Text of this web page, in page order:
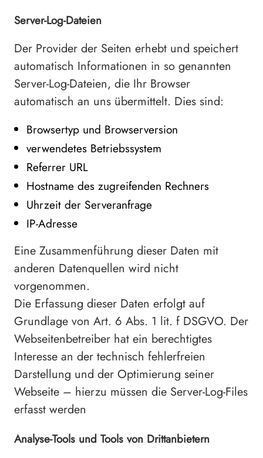
Server-Log-Dateien
Der Provider der Seiten erhebt und speichert
automatisch Informationen in so genannten
Server-Log-Dateien, die Ihr Browser
automatisch an uns übermittelt. Dies sind:
Browsertyp und Browserversion
verwendetes Betriebssystem
Referrer URL
Hostname des zugreifenden Rechners
Uhrzeit der Serveranfrage
IP-Adresse
Eine Zusammenführung dieser Daten mit
anderen Datenquellen wird nicht
vorgenommen.
Die Erfassung dieser Daten erfolgt auf
Grundlage von Art. 6 Abs. 1 lit. f DSGVO. Der
Webseitenbetreiber hat ein berechtigtes
Interesse an der technisch fehlerfreien
Darstellung und der Optimierung seiner
Webseite – hierzu müssen die Server-Log-Files
erfasst werden
Analyse-Tools und Tools von Drittanbietern